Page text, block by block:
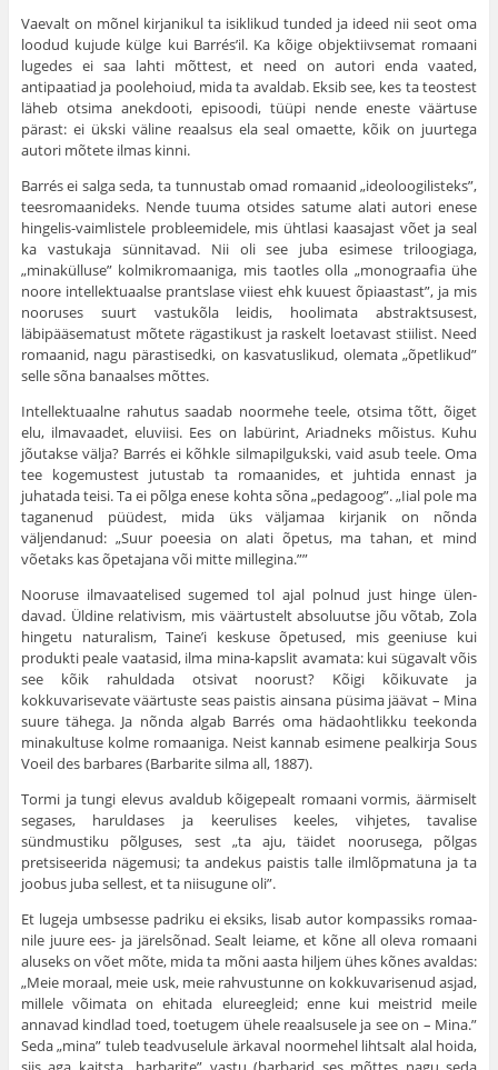
Vaevalt on mõnel kirjanikul ta isiklikud tunded ja ideed nii seot oma
loodud kujude külge kui Barrés’il. Ka kõige objektiivsemat romaani
lugedes ei saa lahti mõttest, et need on autori enda vaated,
antipaatiad ja poolehoiud, mida ta avaldab. Eksib see, kes ta teostest
läheb otsima anekdooti, episoodi, tüüpi nende eneste väärtuse
pärast: ei ükski väline reaalsus ela seal omaette, kõik on juurtega
autori mõtete ilmas kinni.
Barrés ei salga seda, ta tunnustab omad romaanid „ideoloogilisteks”,
teesromaanideks. Nende tuuma otsides satume alati autori enese
hingelis-vaimlistele probleemidele, mis ühtlasi kaasajast võet ja seal
ka vastu­kaja sünnitavad. Nii oli see juba esimese triloogiaga,
„minakülluse” kolmikromaaniga, mis taotles olla „monograafia ühe
noore intellektuaalse prantslase viiest ehk kuuest õpiaastast”, ja mis
nooruses suurt vastukõla leidis, hoolimata abstraktsusest,
läbipääsematust mõtete rägastikust ja ras­kelt loetavast stiilist. Need
romaanid, nagu pärastisedki, on kasvatus­likud, olemata „õpetlikud”
selle sõna banaalses mõttes.
Intellektuaalne rahutus saadab noormehe teele, otsima tõtt, õiget
elu, ilmavaadet, eluviisi. Ees on labürint, Ariadneks mõistus. Kuhu
jõutakse välja? Barrés ei kõhkle silmapilgukski, vaid asub teele. Oma
tee kogemustest jutustab ta romaanides, et juhtida ennast ja
juhatada teisi. Ta ei põlga enese kohta sõna „pedagoog”. „Iial pole ma
taganenud püüdest, mida üks väljamaa kirjanik on nõnda
väljendanud: „Suur poeesia on alati õpetus, ma tahan, et mind
võetaks kas õpetajana või mitte millegina.””
Nooruse ilmavaatelised sugemed tol ajal polnud just hinge ülen­
davad. Üldine relativism, mis väärtustelt absoluutse jõu võtab, Zola
hin­getu naturalism, Taine’i keskuse õpetused, mis geeniuse kui
produkti peale vaatasid, ilma mina-kapslit avamata: kui sügavalt võis
see kõik rahuldada otsivat noorust? Kõigi kõikuvate ja
kokkuvarisevate väärtuste seas paistis ainsana püsima jäävat – Mina
suure tähega. Ja nõnda algab Barrés oma hädaohtlikku teekonda
minakultuse kolme romaaniga. Neist kannab esimene pealkirja Sous
Voeil des barbares (Barbarite silma all, 1887).
Tormi ja tungi elevus avaldub kõigepealt romaani vormis, äärmiselt
segases, haruldases ja keerulises keeles, vihjetes, tavalise
sündmustiku põlguses, sest „ta aju, täidet noorusega, põlgas
pretsiseerida nägemusi; ta andekus paistis talle ilmlõpmatuna ja ta
joobus juba sellest, et ta nii­sugune oli”.
Et lugeja umbsesse padriku ei eksiks, lisab autor kompassiks romaa­
nile juure ees- ja järelsõnad. Sealt leiame, et kõne all oleva romaani
aluseks on võet mõte, mida ta mõni aasta hiljem ühes kõnes avaldas:
„Meie moraal, meie usk, meie rahvustunne on kokkuvarisenud asjad,
mil­lele võimata on ehitada elureegleid; enne kui meistrid meile
annavad kindlad toed, toetugem ühele reaalsusele ja see on – Mina.”
Seda „mina” tuleb teadvuselule ärkaval noormehel lihtsalt alal hoida,